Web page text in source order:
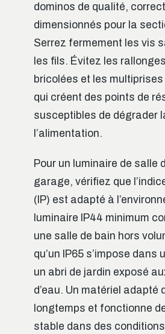
dominos de qualité,
dimensionnés pour la
Serrez fermement les vis
les fils. Évitez les
bricolées et les
qui créent des points de
susceptibles de dégrader
l’alimentation.
Pour un luminaire de salle
garage, vérifiez que
(IP) est adapté à
luminaire IP44 minimum
une salle de bain hors
qu’un IP65 s’impose dans
un abri de jardin exposé
d’eau. Un matériel adapté
longtemps et fonctionne
stable dans des